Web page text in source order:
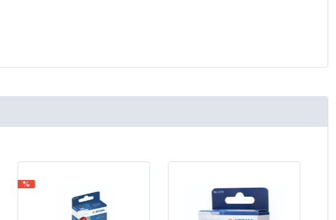
%